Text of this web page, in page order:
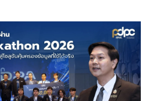
ไทยพลัส ส่วนไทยช่วยไทยพลัส เฟส 2
สม นายกฯ เผยจะพยายาม